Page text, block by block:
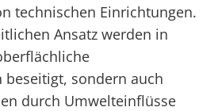
technischen Einrichtungen.
Ansatz werden in
beseitigt, sondern auch
durch Umwelteinflüsse